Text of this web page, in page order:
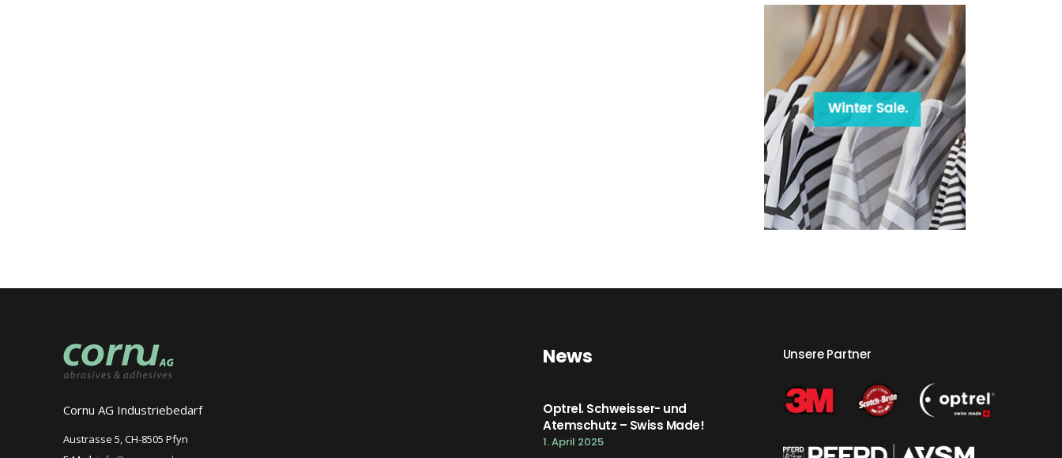
Cornu AG Industriebedarf
Austrasse 5, CH-8505 Pfyn
News
Optrel. Schweisser- und
Atemschutz – Swiss Made!
1. April 2025
Unsere Partner